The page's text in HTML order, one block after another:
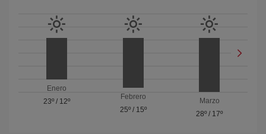
Enero
23º/ 12º
Febrero
25º/ 15º
Marzo
28º / 17º